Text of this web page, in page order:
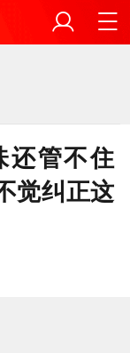
还管不住
觉纠正这